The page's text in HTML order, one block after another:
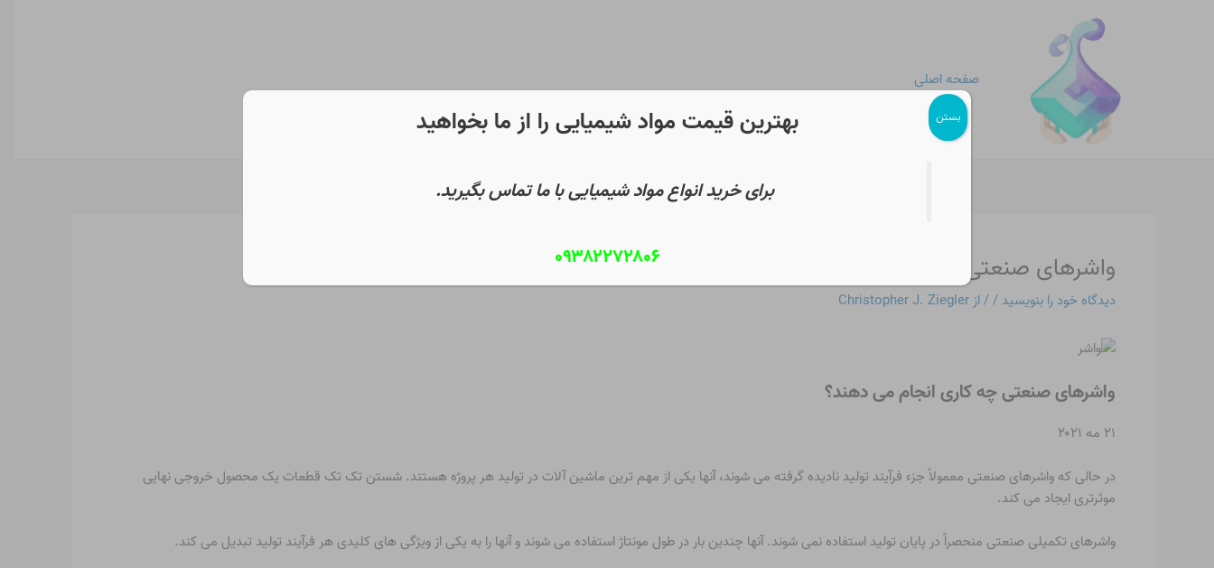
صفحه اصلی
واشرهای صنعتی چه کاری انجام می دهند؟
دیدگاه‌ خود را بنویسید // ازChristopher J. Ziegler
واشرهای صنعتی چه کاری انجام می دهند؟
۲۱ مه ۲۰۲۱
در حالی که واشرهای صنعتی معمولاً جزء فرآیند تولید نادیده گرفته می شوند، آنها یکی از مهم ترین ماشین آلات در تولید هر پروژه هستند. شستن تک تک قطعات یک محصول خروجی نهایی
موثرتری ایجاد می کند.
واشرهای تکمیلی صنعتی منحصراً در پایان تولید استفاده نمی شوند. آنها چندین بار در طول مونتاژ استفاده می شوند و آنها را به یکی از ویژگی های کلیدی هر فرآیند تولید تبدیل می کند.
نوشته
بهترین قیمت مواد شیمیایی را از ما بخواهید
برای خرید انواع مواد شیمیایی با ما تماس بگیرید.
۰۹۳۸۲۲۷۲۸۰۶
بستن